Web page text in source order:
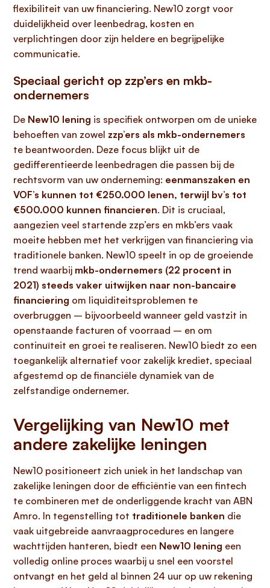
flexibiliteit van uw financiering. New10 zorgt voor
duidelijkheid over leenbedrag, kosten en
verplichtingen door zijn heldere en begrijpelijke
communicatie.
Speciaal gericht op zzp’ers en mkb-
ondernemers
De New10 lening is specifiek ontworpen om de unieke
behoeften van zowel zzp’ers als mkb-ondernemers
te beantwoorden. Deze focus blijkt uit de
gedifferentieerde leenbedragen die passen bij de
rechtsvorm van uw onderneming: eenmanszaken en
VOF’s kunnen tot €250.000 lenen, terwijl bv’s tot
€500.000 kunnen financieren. Dit is cruciaal,
aangezien veel startende zzp’ers en mkb’ers vaak
moeite hebben met het verkrijgen van financiering via
traditionele banken. New10 speelt in op de groeiende
trend waarbij mkb-ondernemers (22 procent in
2021) steeds vaker uitwijken naar non-bancaire
financiering om liquiditeitsproblemen te
overbruggen – bijvoorbeeld wanneer geld vastzit in
openstaande facturen of voorraad – en om
continuïteit en groei te realiseren. New10 biedt zo een
toegankelijk alternatief voor zakelijk krediet, speciaal
afgestemd op de financiële dynamiek van de
zelfstandige ondernemer.
Vergelijking van New10 met
andere zakelijke leningen
New10 positioneert zich uniek in het landschap van
zakelijke leningen door de efficiëntie van een fintech
te combineren met de onderliggende kracht van ABN
Amro. In tegenstelling tot traditionele banken die
vaak uitgebreide aanvraagprocedures en langere
wachttijden hanteren, biedt een New10 lening een
volledig online proces waarbij u snel een voorstel
ontvangt en het geld al binnen 24 uur op uw rekening